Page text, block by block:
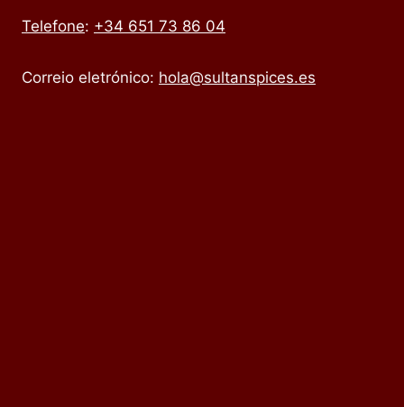
Telefone: +34 651 73 86 04
Correio eletrónico: hola@sultanspices.es